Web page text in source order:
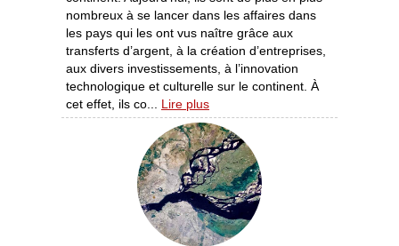
nombreux à se lancer dans les affaires dans
les pays qui les ont vus naître grâce aux
transferts d’argent, à la création d’entreprises,
aux divers investissements, à l’innovation
technologique et culturelle sur le continent. À
cet effet, ils co... Lire plus